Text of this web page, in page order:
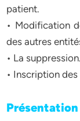
patient.
• Modification
des autres
• La suppression.
• Inscription
Présentation